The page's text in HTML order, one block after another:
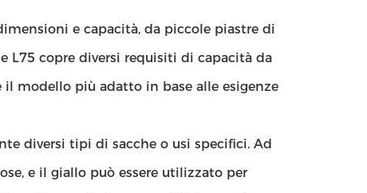
e capacità, da piccole piastre di
L75 copre diversi requisiti di capacità da
modello più adatto in base alle esigenze
diversi tipi di sacche o usi specifici. Ad
e il giallo può essere utilizzato per